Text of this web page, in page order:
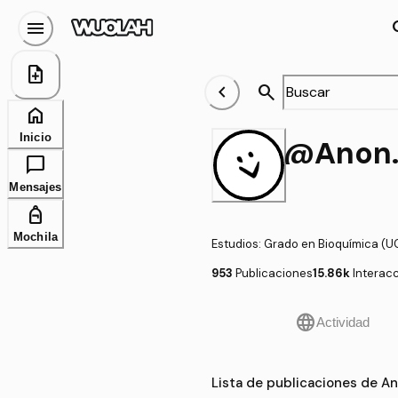
chevron_left search
Estudios: Grado en Bioquímica
953 Publicaciones15.86k
languageActividad
Lista de publicaciones de
menu
note_add
home
Inicio
chat_bubble
Mensajes
personal_bag
Mochila